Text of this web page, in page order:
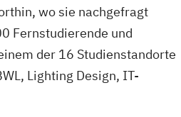
wo sie nachgefragt
Fernstudierende und
der 16 Studienstandorte
Lighting Design, IT-